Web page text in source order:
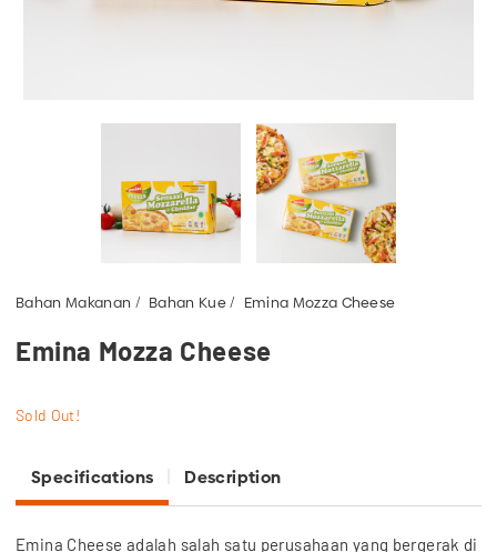
Bahan Makanan Bahan Kue Emina Mozza Cheese
Emina Mozza Cheese
Sold Out!
Specifications Description
Emina Cheese adalah salah satu perusahaan yang bergerak di